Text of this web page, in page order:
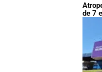
de 7